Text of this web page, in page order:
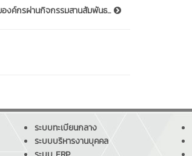
งค์กรผ่านกิจกรรมสานสัมพันธ...
ระบบทะเบียนกลาง
ระบบบริหารงานบุคคล